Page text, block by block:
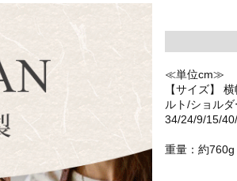
≪単位cm≫
【サイズ】
ルト/ショル
34/24/9/15/
重量：約760g